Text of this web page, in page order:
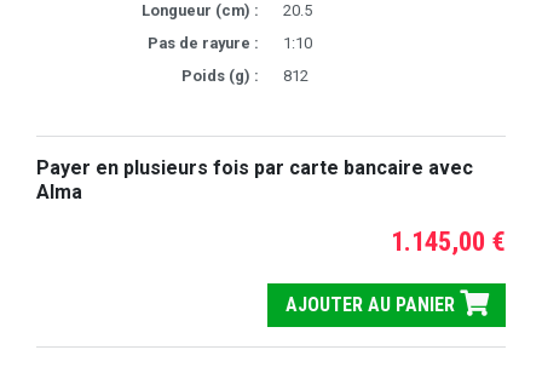
Longueur (cm) :
20.5
Pas de rayure :
1:10
Poids (g) :
812
Payer en plusieurs fois par carte bancaire avec
Alma
1.145,00 €
AJOUTER AU PANIER